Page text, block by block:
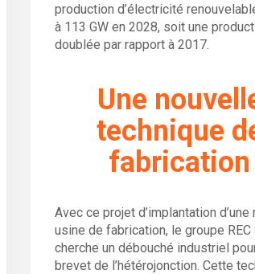
production d’électricité
à 113 GW en 2028, soit une
doublée par rapport à 2017.
Une
technique
fabrication
Avec ce projet d’implantation d’une
usine de fabrication, le groupe REC
cherche un débouché industriel
brevet de l’hétérojonction. Cette